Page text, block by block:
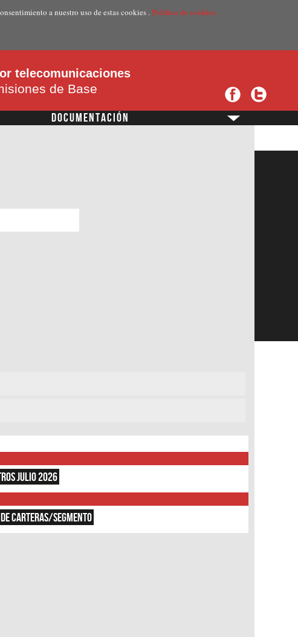
a nuestro uso de estas cookies .Politica de cookies.
telecomunicaciones
de Base
DOCUMENTACIÓN ?
JULIO 2026
CARTERAS/SEGMENTO